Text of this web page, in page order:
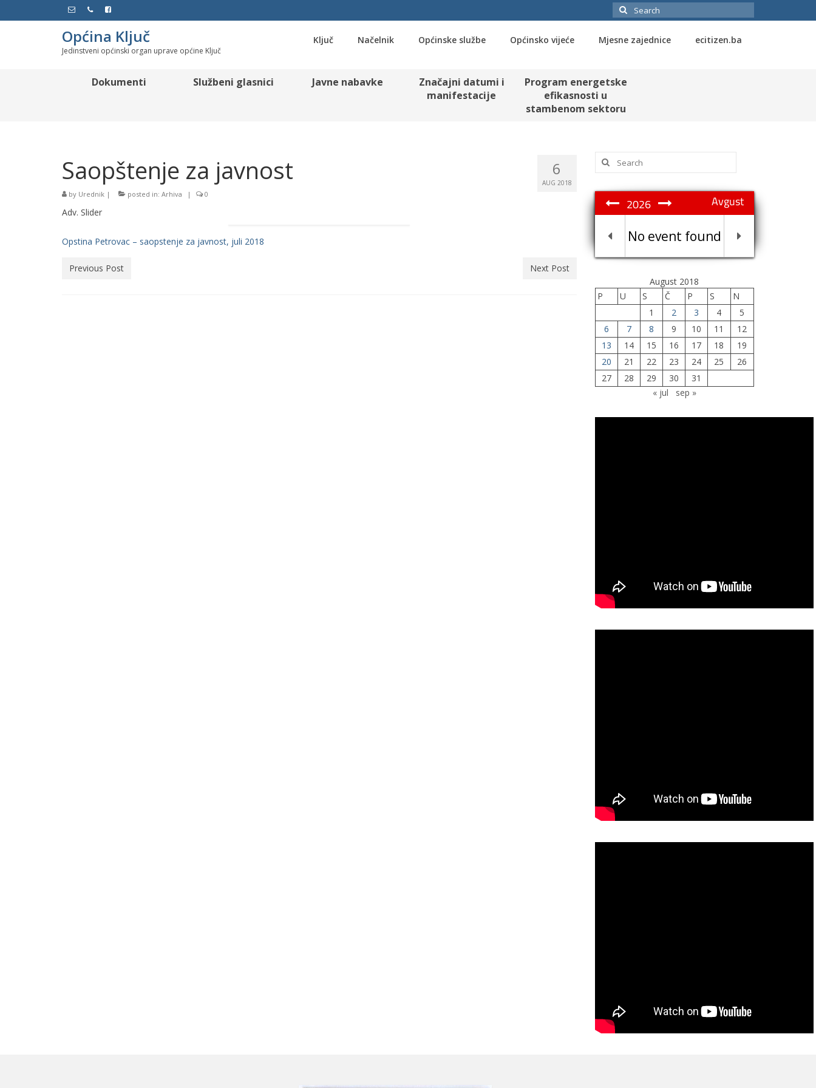
Search
for:
Općina Ključ
Jedinstveni općinski organ uprave općine Ključ
Ključ Načelnik Općinske službe Općinsko vijeće Mjesne zajednice ecitizen.ba
Dokumenti Službeni glasnici Javne nabavke
Značajni datumi i
manifestacije
Program energetske
efikasnosti u
stambenom sektoru
6
AUG 2018
Saopštenje za javnost
by Urednik | posted in: Arhiva | 0
Adv. Slider
Opstina Petrovac – saopstenje za javnost, juli 2018
Previous Post Next Post
Search
for:
Avgust
2026
No event found
August 2018
P
U S Č P S
N
1
2 3 4
5
6
7 8 9 10 11
12
13
14 15 16 17 18
19
20
21 22 23 24 25
26
27
28 29 30
31
« jul
sep »